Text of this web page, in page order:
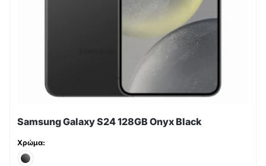
Samsung Galaxy S24 128GB Onyx Black
Χρώμα: